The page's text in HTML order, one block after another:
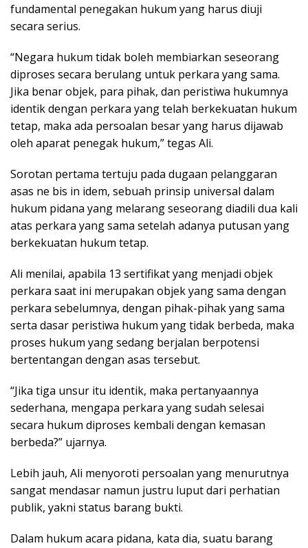
fundamental penegakan hukum yang harus diuji
secara serius.
“Negara hukum tidak boleh membiarkan seseorang
diproses secara berulang untuk perkara yang sama.
Jika benar objek, para pihak, dan peristiwa hukumnya
identik dengan perkara yang telah berkekuatan hukum
tetap, maka ada persoalan besar yang harus dijawab
oleh aparat penegak hukum,” tegas Ali.
Sorotan pertama tertuju pada dugaan pelanggaran
asas ne bis in idem, sebuah prinsip universal dalam
hukum pidana yang melarang seseorang diadili dua kali
atas perkara yang sama setelah adanya putusan yang
berkekuatan hukum tetap.
Ali menilai, apabila 13 sertifikat yang menjadi objek
perkara saat ini merupakan objek yang sama dengan
perkara sebelumnya, dengan pihak-pihak yang sama
serta dasar peristiwa hukum yang tidak berbeda, maka
proses hukum yang sedang berjalan berpotensi
bertentangan dengan asas tersebut.
“Jika tiga unsur itu identik, maka pertanyaannya
sederhana, mengapa perkara yang sudah selesai
secara hukum diproses kembali dengan kemasan
berbeda?” ujarnya.
Lebih jauh, Ali menyoroti persoalan yang menurutnya
sangat mendasar namun justru luput dari perhatian
publik, yakni status barang bukti.
Dalam hukum acara pidana, kata dia, suatu barang